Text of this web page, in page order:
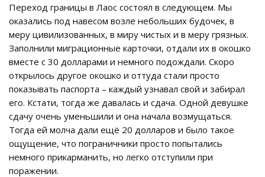
Переход границы в Лаос состоял в следующем. Мы
оказались под навесом возле небольших будочек, в
меру цивилизованных, в миру чистых и в меру грязных.
Заполнили миграционные карточки, отдали их в окошко
вместе с 30 долларами и немного подождали. Скоро
открылось другое окошко и оттуда стали просто
показывать паспорта – каждый узнавал свой и забирал
его. Кстати, тогда же давалась и сдача. Одной девушке
сдачу очень уменьшили и она начала возмущаться.
Тогда ей молча дали ещё 20 долларов и было такое
ощущение, что пограничники просто попытались
немного прикарманить, но легко отступили при
поражении.